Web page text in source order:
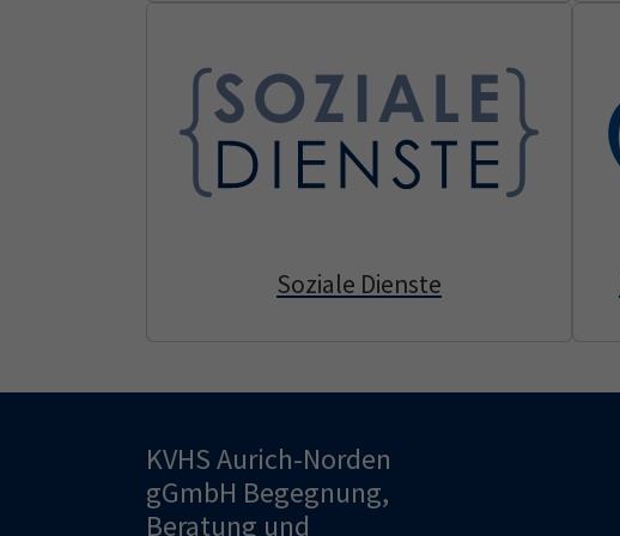
Soziale Dienste
KVHS Aurich-Norden
gGmbH Begegnung,
Beratung und